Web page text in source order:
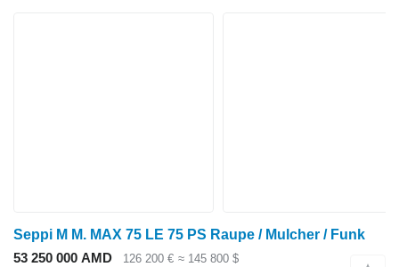
Seppi M M. MAX 75 LE 75 PS Raupe / Mulcher / Funk
53 250 000 AMD
126 200 € ≈ 145 800 $